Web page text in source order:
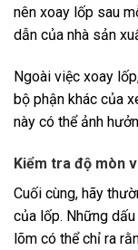
nên xoay lốp sau
dẫn của nhà sản
Ngoài việc xoay
bộ phận khác của
này có thể ảnh
Kiểm tra độ mòn
Cuối cùng, hãy
của lốp. Những
lõm có thể chỉ ra